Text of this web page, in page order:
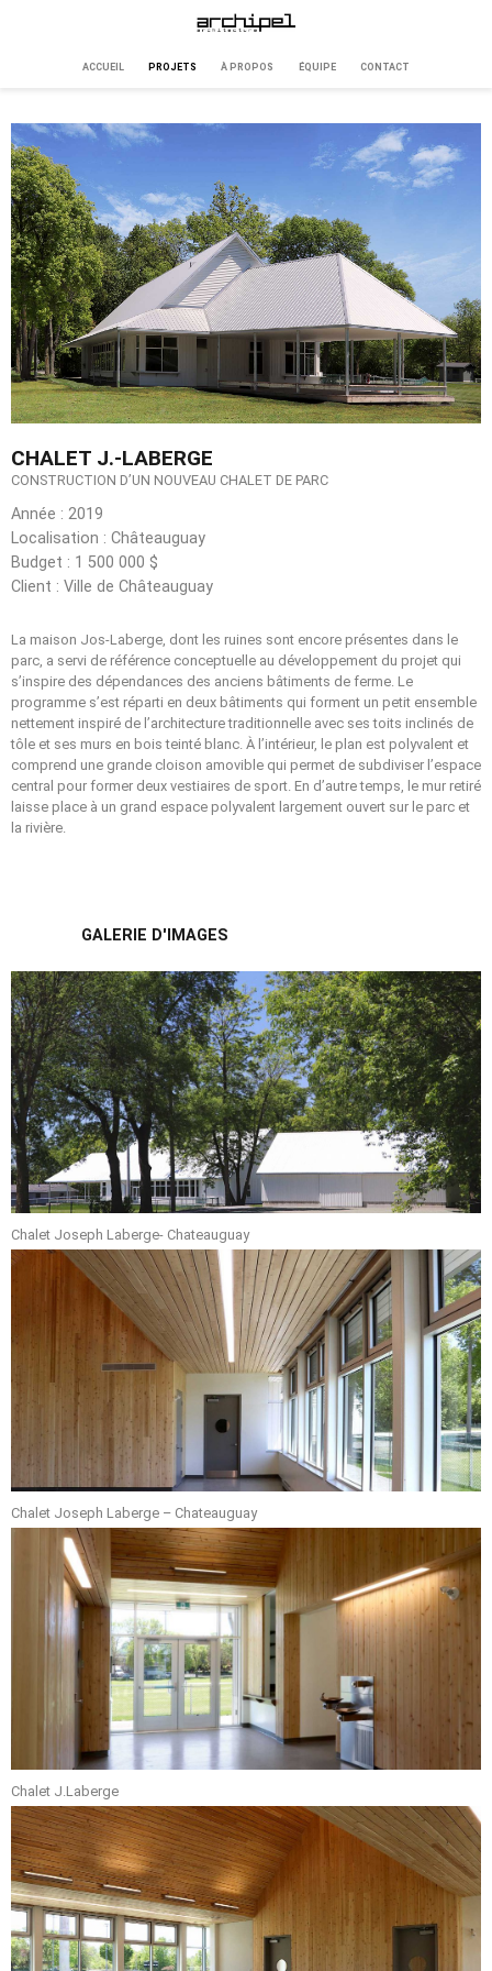
ACCUEIL PROJETS À PROPOS ÉQUIPE CONTACT
CHALET J.-LABERGE
CONSTRUCTION D’UN NOUVEAU CHALET DE PARC
Année : 2019
Localisation : Châteauguay
Budget : 1 500 000 $
Client : Ville de Châteauguay
La maison Jos-Laberge, dont les ruines sont encore présentes dans le
parc, a servi de référence conceptuelle au développement du projet qui
s’inspire des dépendances des anciens bâtiments de ferme. Le
programme s’est réparti en deux bâtiments qui forment un petit ensemble
nettement inspiré de l’architecture traditionnelle avec ses toits inclinés de
tôle et ses murs en bois teinté blanc. À l’intérieur, le plan est polyvalent et
comprend une grande cloison amovible qui permet de subdiviser l’espace
central pour former deux vestiaires de sport. En d’autre temps, le mur retiré
laisse place à un grand espace polyvalent largement ouvert sur le parc et
la rivière.
GALERIE D'IMAGES
Chalet Joseph Laberge- Chateauguay
Chalet Joseph Laberge – Chateauguay
Chalet J.Laberge